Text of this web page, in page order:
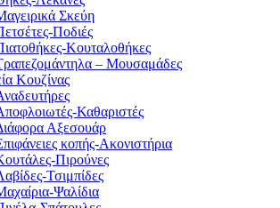
Σκεύη
Ποδιές
Κουταλοθήκες
– Μουσαμάδες
Κουζίνας
Καθαριστές
Αξεσουάρ
κοπής-Ακονιστήρια
Πιρούνες
Τσιμπίδες
Ψαλίδια